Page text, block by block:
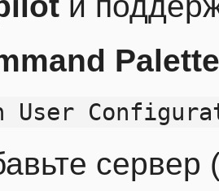
Palette
User
сервер